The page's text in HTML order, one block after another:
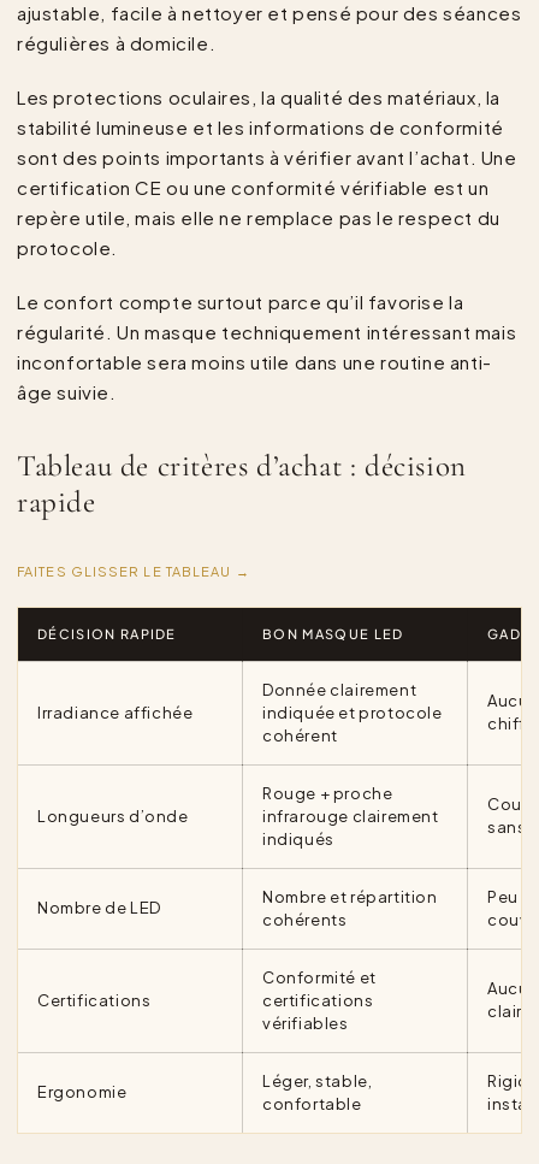
ajustable, facile à nettoyer et pensé pour des séances
régulières à domicile.
Les protections oculaires, la qualité des matériaux, la
stabilité lumineuse et les informations de conformité
sont des points importants à vérifier avant l’achat. Une
certification CE ou une conformité vérifiable est un
repère utile, mais elle ne remplace pas le respect du
protocole.
Le confort compte surtout parce qu’il favorise la
régularité. Un masque techniquement intéressant mais
inconfortable sera moins utile dans une routine anti-
âge suivie.
Tableau de critères d’achat : décision
rapide
FAITES GLISSER LE TABLEAU →
DÉCISION RAPIDE BON MASQUE LED
Irradiance affichée
Donnée clairement
indiquée et protocole
cohérent
Longueurs d’onde
Rouge + proche
infrarouge clairement
indiqués
sans
Nombre de LED
Nombre et répartition
cohérents
Peu
Certifications
Conformité et
certifications
vérifiables
claire
Ergonomie
Léger, stable,
confortable